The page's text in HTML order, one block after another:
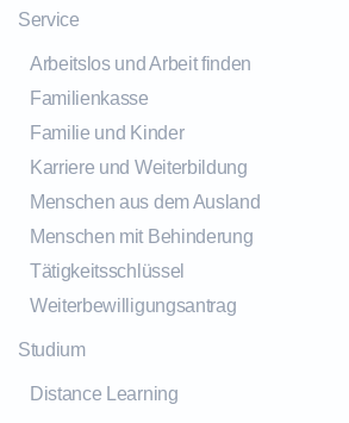
Service
Arbeitslos und Arbeit finden
Familienkasse
Familie und Kinder
Karriere und Weiterbildung
Menschen aus dem Ausland
Menschen mit Behinderung
Tätigkeitsschlüssel
Weiterbewilligungsantrag
Studium
Distance Learning